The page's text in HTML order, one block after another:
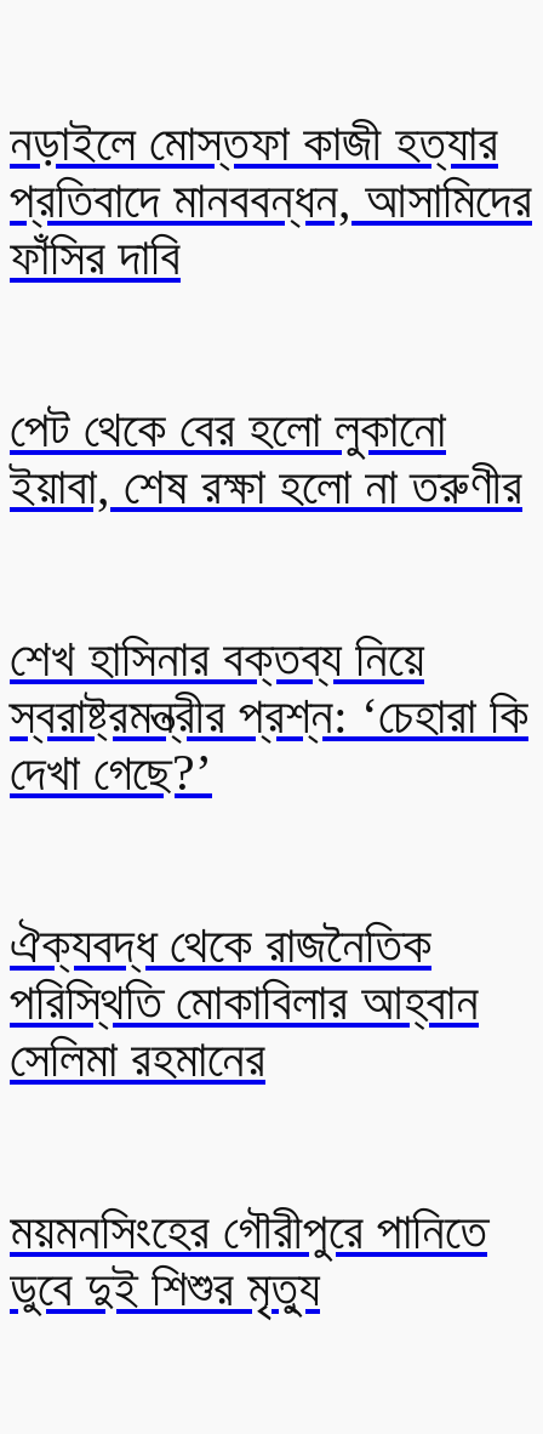
নড়াইলে মোস্তফা কাজী হত্যার
প্রতিবাদে মানববন্ধন, আসামিদের
ফাঁসির দাবি
পেট থেকে বের হলো লুকানো
ইয়াবা, শেষ রক্ষা হলো না তরুণীর
শেখ হাসিনার বক্তব্য নিয়ে
স্বরাষ্ট্রমন্ত্রীর প্রশ্ন: ‘চেহারা কি
দেখা গেছে?’
ঐক্যবদ্ধ থেকে রাজনৈতিক
পরিস্থিতি মোকাবিলার আহ্বান
সেলিমা রহমানের
ময়মনসিংহের গৌরীপুরে পানিতে
ডুবে দুই শিশুর মৃত্যু